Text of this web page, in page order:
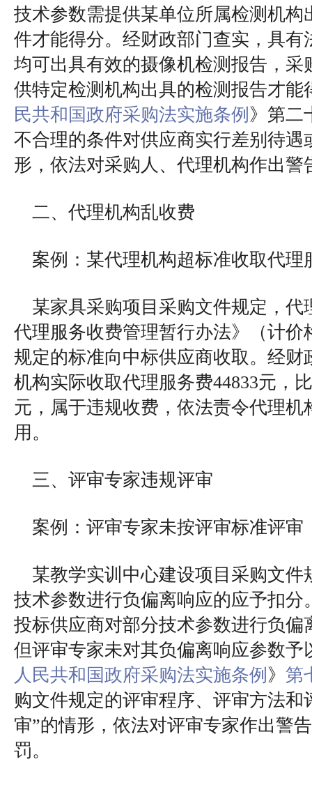
技术参数需提供某单位所属检测机构
件才能得分。经财政部门查实，具有
均可出具有效的摄像机检测报告，采
供特定检测机构出具的检测报告才能
民共和国政府采购法实施条例 》第二
不合理的条件对供应商实行差别待遇
形，依法对采购人、代理机构作出警
二、代理机构乱收费
案例：某代理机构超标准收取代理
某家具采购项目采购文件规定，代
代理服务收费管理暂行办法》（计价
规定的标准向中标供应商收取。经财
机构实际收取代理服务费44833元，
元，属于违规收费，依法责令代理机
用。
三、评审专家违规评审
案例：评审专家未按评审标准评审
某教学实训中心建设项目采购文件
技术参数进行负偏离响应的应予扣分
投标供应商对部分技术参数进行负偏
但评审专家未对其负偏离响应参数予
人民共和国政府采购法实施条例 》 第
购文件规定的评审程序、评审方法和
审”的情形，依法对评审专家作出警
罚。